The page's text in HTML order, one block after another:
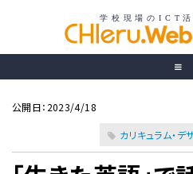
公開日：2023/4/18
カリキュラム・デ